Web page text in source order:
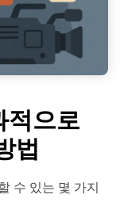
적으로
법
수 있는 몇 가지